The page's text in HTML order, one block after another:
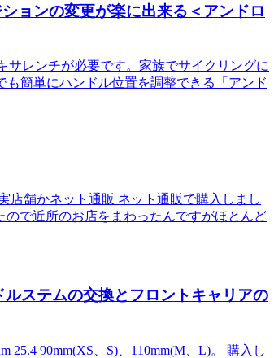
ョンの変更が楽に出来る＜アンドロ
サレンチが必要です。家族でサイクリングに
簡単にハンドル位置を調整できる「アンド
店舗かネット通販 ネット通販で購入しまし
で近所のお店をまわったんですがほとんど
ステムの交換とフロントキャリアの
25.4 90mm(XS、S)、110mm(M、L)。 購入し